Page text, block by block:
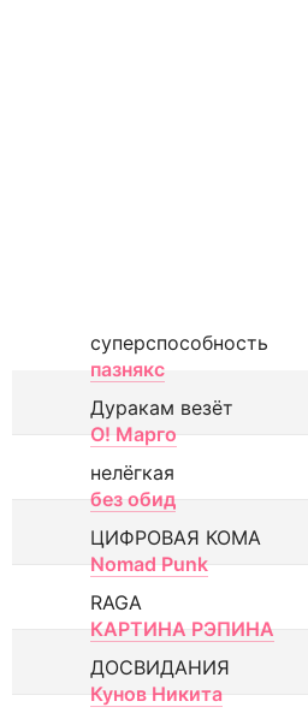
суперспособность
пазнякс
Дуракам везёт
О! Марго
нелёгкая
без обид
ЦИФРОВАЯ КОМА
Nomad Punk
RAGA
КАРТИНА РЭПИНА
ДОСВИДАНИЯ
Кунов Никита